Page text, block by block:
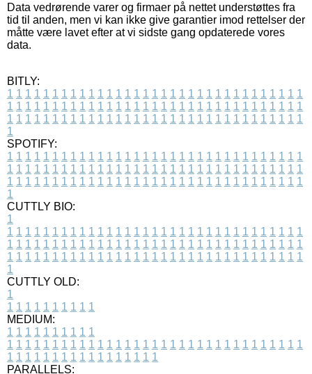
Data vedrørende varer og firmaer på nettet understøttes fra
tid til anden, men vi kan ikke give garantier imod rettelser der
måtte være lavet efter at vi sidste gang opdaterede vores
data.
BITLY:
1 1 1 1 1 1 1 1 1 1 1 1 1 1 1 1 1 1 1 1 1 1 1 1 1 1 1 1 1 1 1 1 1
1 1 1 1 1 1 1 1 1 1 1 1 1 1 1 1 1 1 1 1 1 1 1 1 1 1 1 1 1 1 1 1 1
1 1 1 1 1 1 1 1 1 1 1 1 1 1 1 1 1 1 1 1 1 1 1 1 1 1 1 1 1 1 1 1 1
1
SPOTIFY:
1 1 1 1 1 1 1 1 1 1 1 1 1 1 1 1 1 1 1 1 1 1 1 1 1 1 1 1 1 1 1 1 1
1 1 1 1 1 1 1 1 1 1 1 1 1 1 1 1 1 1 1 1 1 1 1 1 1 1 1 1 1 1 1 1 1
1 1 1 1 1 1 1 1 1 1 1 1 1 1 1 1 1 1 1 1 1 1 1 1 1 1 1 1 1 1 1 1 1
1
CUTTLY BIO:
1
1 1 1 1 1 1 1 1 1 1 1 1 1 1 1 1 1 1 1 1 1 1 1 1 1 1 1 1 1 1 1 1 1
1 1 1 1 1 1 1 1 1 1 1 1 1 1 1 1 1 1 1 1 1 1 1 1 1 1 1 1 1 1 1 1 1
1 1 1 1 1 1 1 1 1 1 1 1 1 1 1 1 1 1 1 1 1 1 1 1 1 1 1 1 1 1 1 1 1
1
CUTTLY OLD:
1
1 1 1 1 1 1 1 1 1 1
MEDIUM:
1 1 1 1 1 1 1 1 1 1
1 1 1 1 1 1 1 1 1 1 1 1 1 1 1 1 1 1 1 1 1 1 1 1 1 1 1 1 1 1 1 1 1
1 1 1 1 1 1 1 1 1 1 1 1 1 1 1 1 1
PARALLELS: